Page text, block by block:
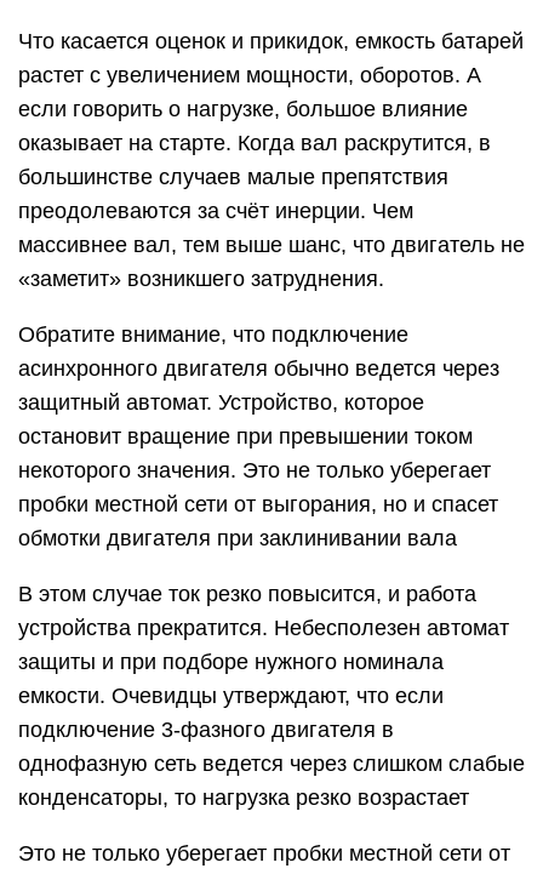
Что касается оценок и прикидок, емкость батарей
растет с увеличением мощности, оборотов. А
если говорить о нагрузке, большое влияние
оказывает на старте. Когда вал раскрутится, в
большинстве случаев малые препятствия
преодолеваются за счёт инерции. Чем
массивнее вал, тем выше шанс, что двигатель не
«заметит» возникшего затруднения.
Обратите внимание, что подключение
асинхронного двигателя обычно ведется через
защитный автомат. Устройство, которое
остановит вращение при превышении током
некоторого значения. Это не только уберегает
пробки местной сети от выгорания, но и спасет
обмотки двигателя при заклинивании вала
В этом случае ток резко повысится, и работа
устройства прекратится. Небесполезен автомат
защиты и при подборе нужного номинала
емкости. Очевидцы утверждают, что если
подключение 3-фазного двигателя в
однофазную сеть ведется через слишком слабые
конденсаторы, то нагрузка резко возрастает
Это не только уберегает пробки местной сети от